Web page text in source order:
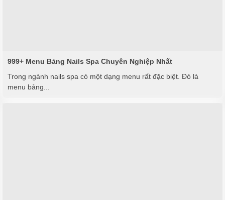
999+ Menu Bảng Nails Spa Chuyên Nghiệp Nhất
Trong ngành nails spa có một dạng menu rất đặc biệt. Đó là
menu bảng...